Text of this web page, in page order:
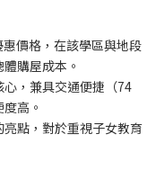
惠價格，在該學區與地段
購屋成本。
心，兼具交通便捷（74
高。
亮點，對於重視子女教育